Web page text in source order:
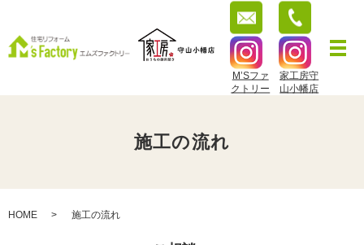
M’Sファ
クトリー
家工房守
山小幡店
施工の流れ
HOME 施工の流れ